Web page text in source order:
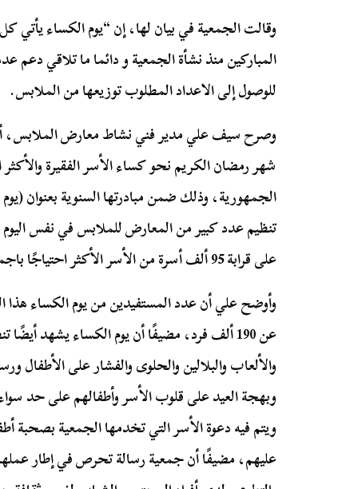
وقالت الجمعية في بيان لها، إن “يوم الكساء
المباركين منذ نشأة الجمعية و دائما ما تلاقي دعم
للوصول إلى الاعداد المطلوب توزيعها من الملابس.
وصرح سيف علي مدير فني نشاط معارض الملابس،
شهر رمضان الكريم نحو كساء الأسر الفقيرة
الجمهورية، وذلك ضمن مبادرتها السنوية بعنوان
تنظيم عدد كبير من المعارض للملابس في نفس
على قرابة 95 ألف أسرة من الأسر الأكثر احتياجًا باجمالى 500 ألف قطعة ملابس .
وأوضح علي أن عدد المستفيدين من يوم الكساء هذا
عن 190 ألف فرد، مضيفًا أن يوم الكساء يشهد
والألعاب والبلالين والحلوى والفشار على
وبهجة العيد على قلوب الأسر وأطفالهم على حد
ويتم فيه دعوة الأسر التي تخدمها الجمعية بصحبة
عليهم، مضيفًا أن جمعية رسالة تحرص في إطار